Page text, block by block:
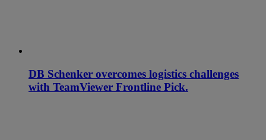
DB Schenker overcomes logistics challenges
with TeamViewer Frontline Pick.